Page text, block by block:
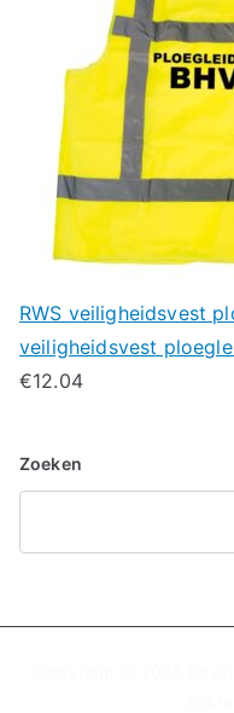
RWS veiligheidsvest
veiligheidsvest
€12.04
Zoeken